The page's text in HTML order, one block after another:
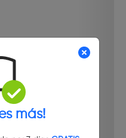
más!